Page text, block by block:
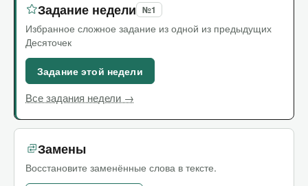
Задание недели №1
Избранное сложное задание из одной из предыдущих
Десяточек
Задание этой недели
Все задания недели →
Замены
Восстановите заменённые слова в тексте.